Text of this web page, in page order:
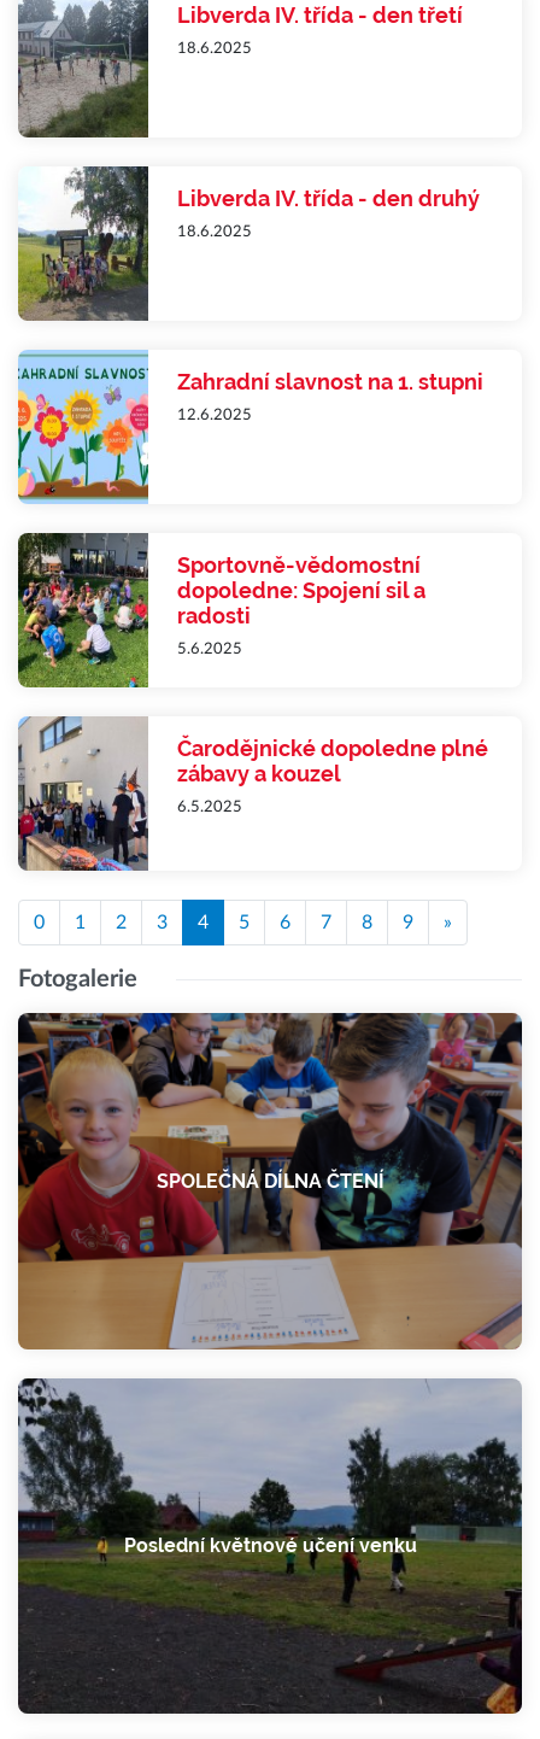
Libverda IV. třída - den třetí
18.6.2025
Libverda IV. třída - den druhý
18.6.2025
Zahradní slavnost na 1. stupni
12.6.2025
Sportovně-vědomostní
dopoledne: Spojení sil a
radosti
5.6.2025
Čarodějnické dopoledne plné
zábavy a kouzel
6.5.2025
0 1 2 3 4 5 6 7 8 9 »
Fotogalerie
SPOLEČNÁ DÍLNA ČTENÍ
Poslední květnové učení venku